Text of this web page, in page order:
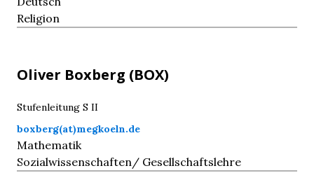
Religion
Oliver Boxberg (BOX)
Stufenleitung S II
boxberg(at)megkoeln.de
Mathematik
Sozialwissenschaften/ Gesellschaftslehre